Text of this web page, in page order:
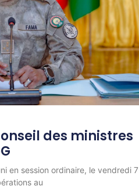
des ministres
en session ordinaire, le vendredi 7
au